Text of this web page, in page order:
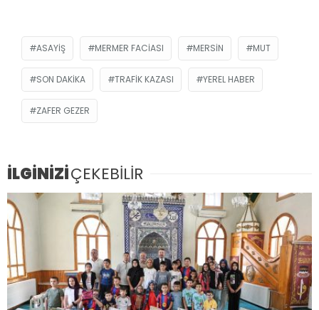
ASAYIŞ MERMER FACIASI MERSIN MUT
SON DAKIKA TRAFIK KAZASI YEREL HABER
ZAFER GEZER
İLGİNİZİÇEKEBİLİR